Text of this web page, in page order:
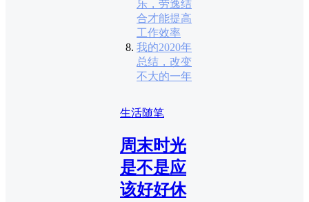
乐，劳逸结
合才能提高
工作效率
我的2020年
总结，改变
不大的一年
生活随笔
周末时光
是不是应
该好好休